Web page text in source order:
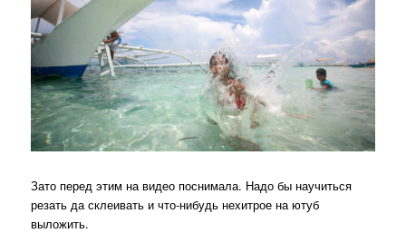
Зато перед этим на видео поснимала. Надо бы научиться
резать да склеивать и что-нибудь нехитрое на ютуб
выложить.